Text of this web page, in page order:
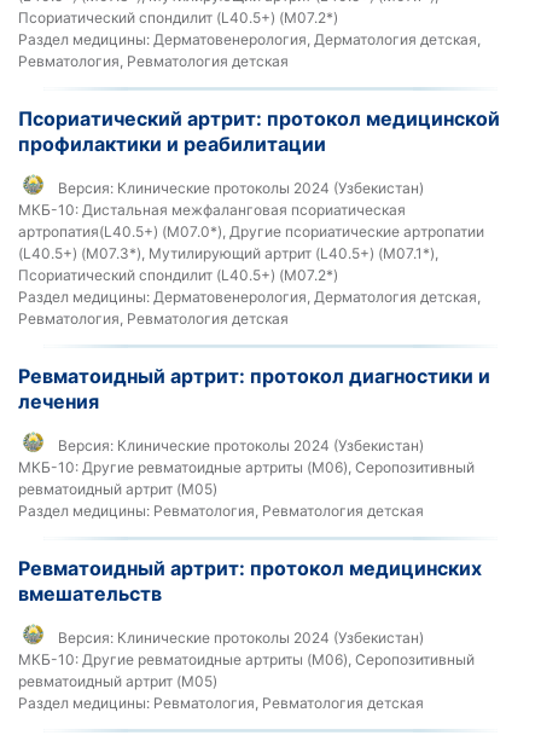
Псориатический спондилит (L40.5+) (M07.2*)
Раздел медицины: Дерматовенерология, Дерматология детская,
Ревматология, Ревматология детская
Псориатический артрит: протокол медицинской
профилактики и реабилитации
Версия: Клинические протоколы 2024 (Узбекистан)
МКБ-10: Дистальная межфаланговая псориатическая
артропатия(L40.5+) (M07.0*), Другие псориатические артропатии
(L40.5+) (M07.3*), Мутилирующий артрит (L40.5+) (M07.1*),
Псориатический спондилит (L40.5+) (M07.2*)
Раздел медицины: Дерматовенерология, Дерматология детская,
Ревматология, Ревматология детская
Ревматоидный артрит: протокол диагностики и
лечения
Версия: Клинические протоколы 2024 (Узбекистан)
МКБ-10: Другие ревматоидные артриты (M06), Серопозитивный
ревматоидный артрит (M05)
Раздел медицины: Ревматология, Ревматология детская
Ревматоидный артрит: протокол медицинских
вмешательств
Версия: Клинические протоколы 2024 (Узбекистан)
МКБ-10: Другие ревматоидные артриты (M06), Серопозитивный
ревматоидный артрит (M05)
Раздел медицины: Ревматология, Ревматология детская